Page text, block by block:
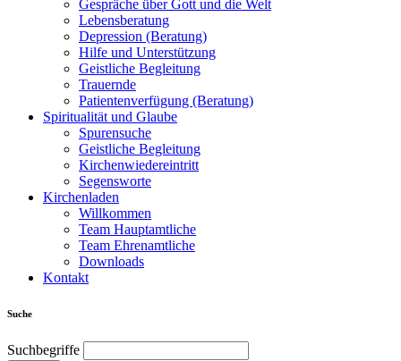
Gespräche über Gott und die Welt
Lebensberatung
Depression (Beratung)
Hilfe und Unterstützung
Geistliche Begleitung
Trauernde
Patientenverfügung (Beratung)
Spiritualität und Glaube
Spurensuche
Geistliche Begleitung
Kirchenwiedereintritt
Segensworte
Kirchenladen
Willkommen
Team Hauptamtliche
Team Ehrenamtliche
Downloads
Kontakt
Suche
Suchbegriffe